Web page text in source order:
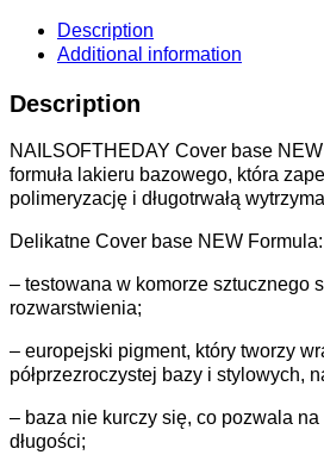
Description
Additional information
Description
NAILSOFTHEDAY Cover base
formuła lakieru bazowego, która
polimeryzację i długotrwałą
Delikatne Cover base NEW Formula:
– testowana w komorze sztucznego
rozwarstwienia;
– europejski pigment, który tworzy
półprzezroczystej bazy i stylowych,
– baza nie kurczy się, co pozwala
długości;